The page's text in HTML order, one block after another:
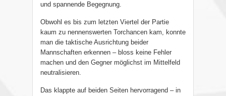
und spannende Begegnung.
Obwohl es bis zum letzten Viertel der Partie
kaum zu nennenswerten Torchancen kam, konnte
man die taktische Ausrichtung beider
Mannschaften erkennen – bloss keine Fehler
machen und den Gegner möglichst im Mittelfeld
neutralisieren.
Das klappte auf beiden Seiten hervorragend – in